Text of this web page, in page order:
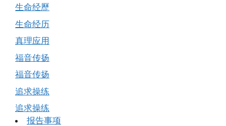
生命经歷
生命经历
真理应用
福音传扬
福音传扬
追求操练
追求操练
报告事项